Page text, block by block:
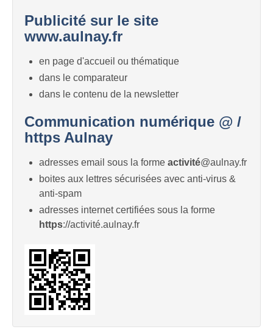
Publicité sur le site
www.aulnay.fr
en page d'accueil ou thématique
dans le comparateur
dans le contenu de la newsletter
Communication numérique @ /
https Aulnay
adresses email sous la forme activité@aulnay.fr
boites aux lettres sécurisées avec anti-virus &
anti-spam
adresses internet certifiées sous la forme
https://activité.aulnay.fr